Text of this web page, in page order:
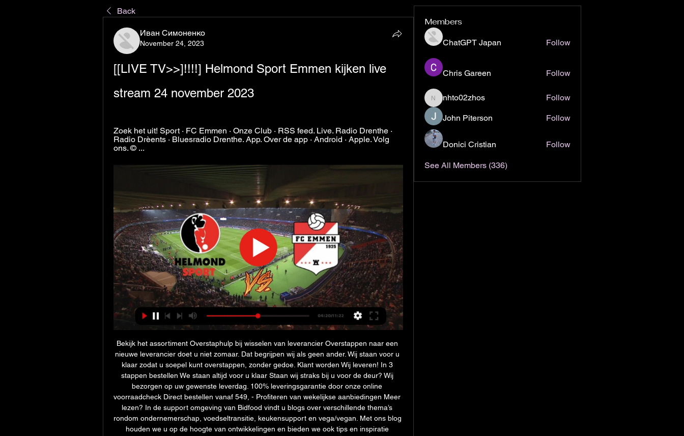
Back
Иван Симоненко
November 24, 2023
[[LIVE TV>>]!!!!] Helmond Sport Emmen kijken live
stream 24 november 2023
Zoek het uit! Sport · FC Emmen · Onze Club · RSS feed. Live. Radio Drenthe ·
Radio Drèents · Bluesradio Drenthe. App. Over de app · Android · Apple. Volg
ons. © ...
Bekijk het assortiment Overstaphulp bij wisselen van leverancier Overstappen naar een
nieuwe leverancier doet u niet zomaar. Dat begrijpen wij als geen ander. Wij staan voor u
klaar zodat u soepel kunt overstappen, zonder gedoe. Klant worden Wij leveren! In 3
stappen bestellen We staan altijd voor u klaar Staan wij straks bij u voor de deur? Wij
bezorgen op uw gewenste leverdag. 100% leveringsgarantie door onze online
voorraadcheck Direct bestellen vanaf 549, - Profiteren van wekelijkse aanbiedingen Meer
lezen? In de support omgeving van Bidfood vindt u blogs over verschillende thema’s
rondom ondernemerschap, voedseltransitie, keukensupport en vega/vegan. Met ons blog
houden we u op de hoogte van ontwikkelingen en bieden we ook tips en inspiratie
Members
ChatGPT Japan Follow
Chris Gareen Follow
nhto02zhos
nhto02zhos Follow
John Piterson Follow
Donici Cristian Follow
See All Members (336)